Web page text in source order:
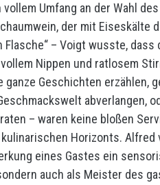
Umfang an der Wahl
der mit Eiseskälte
– Voigt wusste,
Nippen und ratlosem
Geschichten erzählen,
abverlangen,
– waren keine bloßen
Horizonts.
eines Gastes ein
auch als Meister des